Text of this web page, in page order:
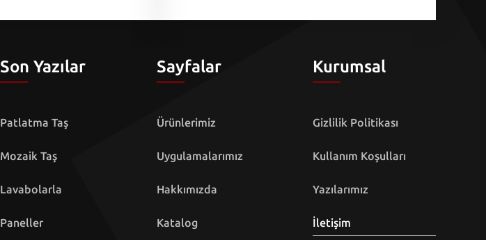
Son Yazılar
Patlatma Taş
Mozaik Taş
Lavabolarla
Paneller
Sayfalar
Ürünlerimiz
Uygulamalarımız
Hakkımızda
Katalog
Kurumsal
Gizlilik Politikası
Kullanım Koşulları
Yazılarımız
İletişim